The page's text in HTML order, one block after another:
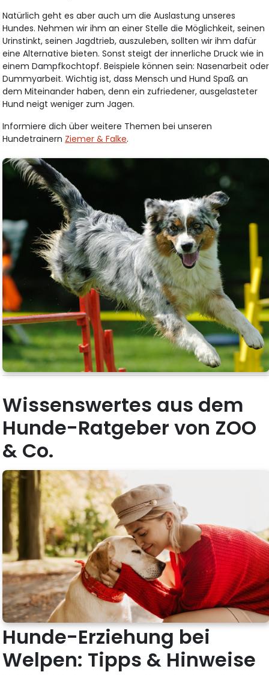
Natürlich geht es aber auch um die Auslastung unseres
Hundes. Nehmen wir ihm an einer Stelle die Möglichkeit, seinen
Urinstinkt, seinen Jagdtrieb, auszuleben, sollten wir ihm dafür
eine Alternative bieten. Sonst steigt der innerliche Druck wie in
einem Dampfkochtopf. Beispiele können sein: Nasenarbeit oder
Dummyarbeit. Wichtig ist, dass Mensch und Hund Spaß an
dem Miteinander haben, denn ein zufriedener, ausgelasteter
Hund neigt weniger zum Jagen.
Informiere dich über weitere Themen bei unseren
Hundetrainern Ziemer & Falke.
Wissenswertes aus dem
Hunde-Ratgeber von ZOO
& Co.
Hunde-Erziehung bei
Welpen: Tipps & Hinweise